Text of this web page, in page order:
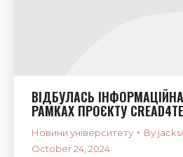
ВІДБУЛАСЬ
РАМКАХ ПРОЄКТУ
Новини університету By
October 24, 2024